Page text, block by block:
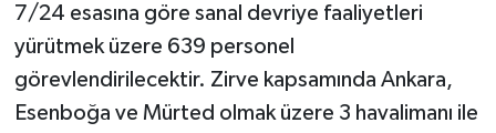
7/24 esasına göre sanal devriye faaliyetleri
yürütmek üzere 639 personel
görevlendirilecektir. Zirve kapsamında Ankara,
Esenboğa ve Mürted olmak üzere 3 havalimanı ile